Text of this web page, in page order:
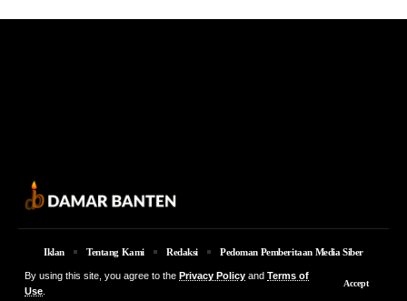
By using this site, you agree to the Privacy Policy and Terms of
Use
Accept
© 2026 Damar Banten | PT. MEDIA DAMAR BANTEN Jalan Jakarta KM 5,
Iklan Tentang Kami Redaksi Pedoman Pemberitaan Media Siber